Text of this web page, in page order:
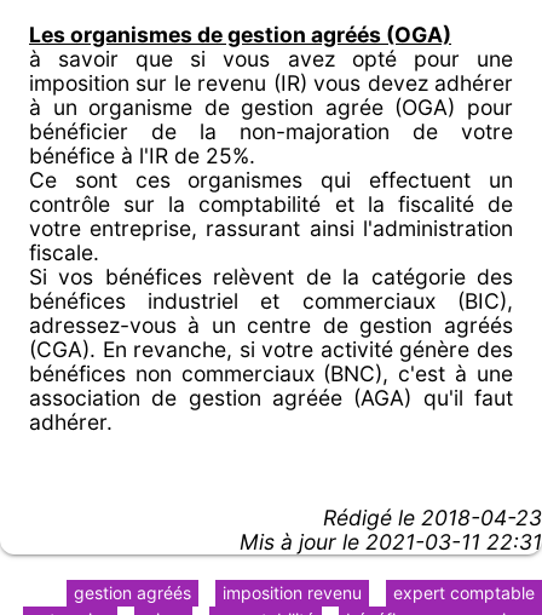
Les organismes de gestion agréés (OGA)
à savoir que si vous avez opté pour une
imposition sur le revenu (IR) vous devez adhérer
à un organisme de gestion agrée (OGA) pour
bénéficier de la non-majoration de votre
bénéfice à l'IR de 25%.
Ce sont ces organismes qui effectuent un
contrôle sur la comptabilité et la fiscalité de
votre entreprise, rassurant ainsi l'administration
fiscale.
Si vos bénéfices relèvent de la catégorie des
bénéfices industriel et commerciaux (BIC),
adressez-vous à un centre de gestion agréés
(CGA). En revanche, si votre activité génère des
bénéfices non commerciaux (BNC), c'est à une
association de gestion agréée (AGA) qu'il faut
adhérer.
Rédigé le 2018-04-23
Mis à jour le 2021-03-11 22:31
expert comptable
imposition revenu
gestion agréés